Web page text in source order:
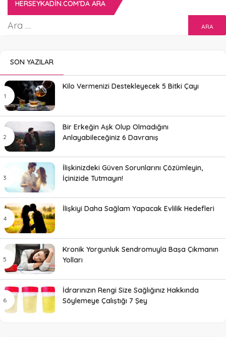
HERSEYKADIN.COM’DA ARA
SON YAZILAR
Kilo Vermenizi Destekleyecek 5 Bitki Çayı
Bir Erkeğin Aşk Olup Olmadığını
Anlayabileceğiniz 6 Davranış
İlişkinizdeki Güven Sorunlarını Çözümleyin,
İçinizide Tutmayın!
İlişkiyi Daha Sağlam Yapacak Evlilik Hedefleri
Kronik Yorgunluk Sendromuyla Başa Çıkmanın
Yolları
İdrarınızın Rengi Size Sağlığınız Hakkında
Söylemeye Çalıştığı 7 Şey